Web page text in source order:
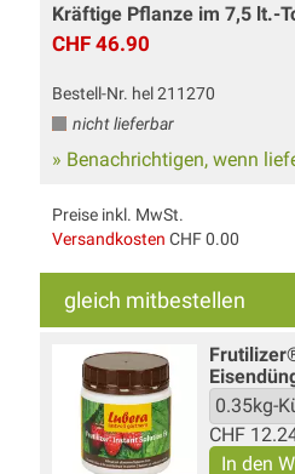
Kräftige Pflanze im 7,5 lt.-
CHF 46.90
Bestell-Nr. hel 211270
nicht lieferbar
» Benachrichtigen, wenn
Preise inkl. MwSt.
Versandkosten CHF 0.00
gleich mitbestellen
CHF